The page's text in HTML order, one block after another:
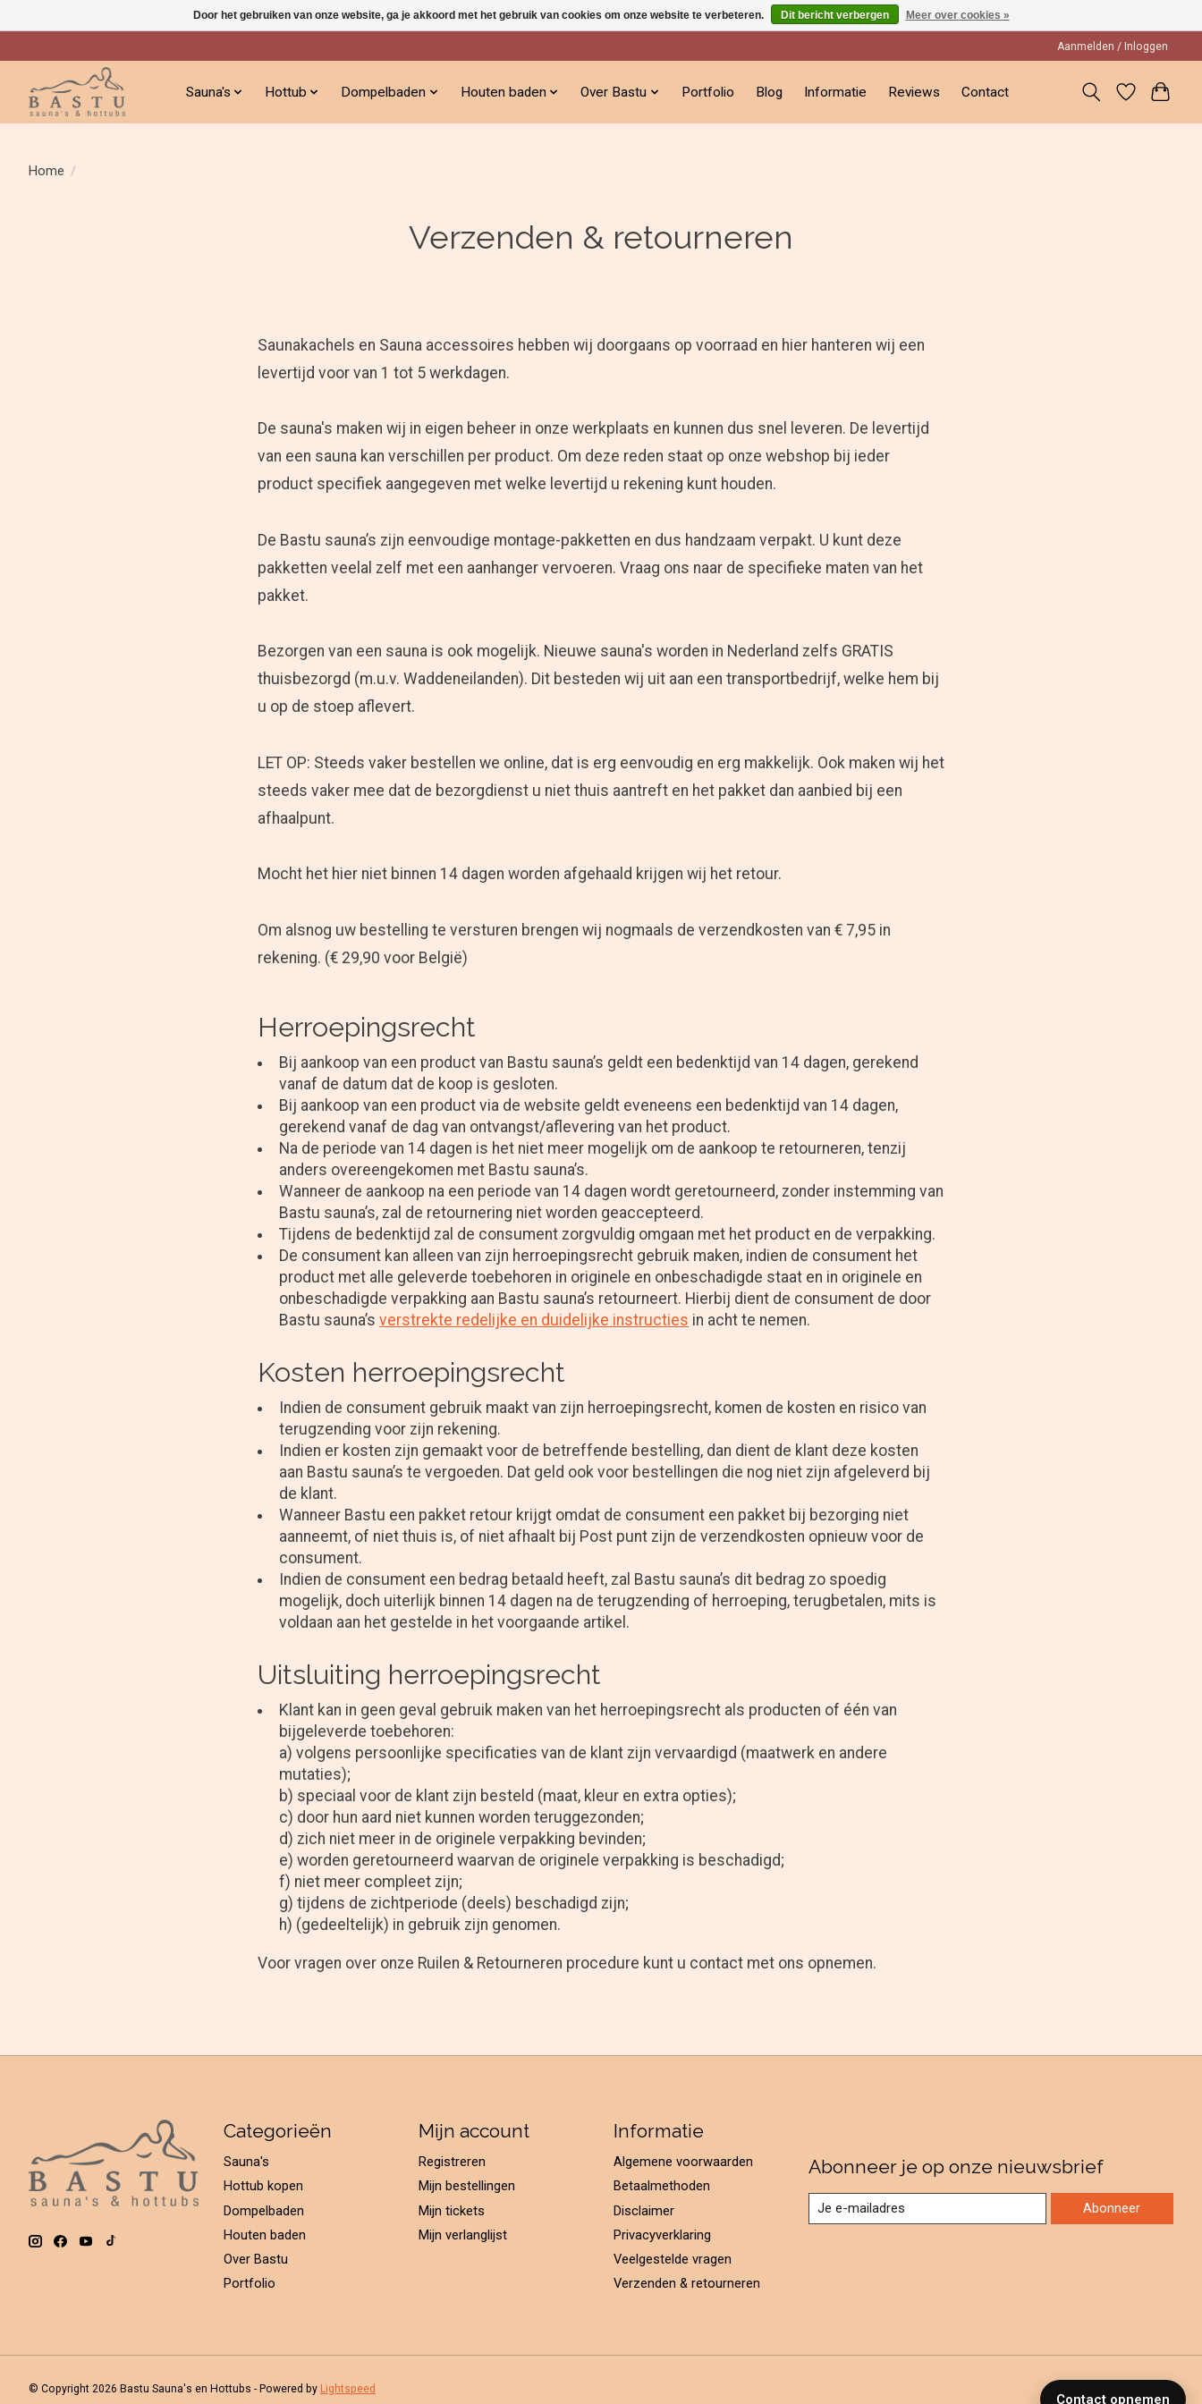
Aanmelden / Inloggen
Sauna's Hottub Dompelbaden Houten baden Over Bastu Portfolio Blog Informatie Reviews Contact
Home /
Verzenden & retourneren
Saunakachels en Sauna accessoires hebben wij doorgaans op voorraad en hier hanteren wij een
levertijd voor van 1 tot 5 werkdagen.
De sauna's maken wij in eigen beheer in onze werkplaats en kunnen dus snel leveren. De levertijd
van een sauna kan verschillen per product. Om deze reden staat op onze webshop bij ieder
product specifiek aangegeven met welke levertijd u rekening kunt houden.
De Bastu sauna’s zijn eenvoudige montage-pakketten en dus handzaam verpakt. U kunt deze
pakketten veelal zelf met een aanhanger vervoeren. Vraag ons naar de specifieke maten van het
pakket.
Bezorgen van een sauna is ook mogelijk. Nieuwe sauna's worden in Nederland zelfs GRATIS
thuisbezorgd (m.u.v. Waddeneilanden). Dit besteden wij uit aan een transportbedrijf, welke hem bij
u op de stoep aflevert.
LET OP: Steeds vaker bestellen we online, dat is erg eenvoudig en erg makkelijk. Ook maken wij het
steeds vaker mee dat de bezorgdienst u niet thuis aantreft en het pakket dan aanbied bij een
afhaalpunt.
Mocht het hier niet binnen 14 dagen worden afgehaald krijgen wij het retour.
Om alsnog uw bestelling te versturen brengen wij nogmaals de verzendkosten van € 7,95 in
rekening. (€ 29,90 voor België)
Herroepingsrecht
Bij aankoop van een product van Bastu sauna’s geldt een bedenktijd van 14 dagen, gerekend
vanaf de datum dat de koop is gesloten.
Bij aankoop van een product via de website geldt eveneens een bedenktijd van 14 dagen,
gerekend vanaf de dag van ontvangst/aflevering van het product.
Na de periode van 14 dagen is het niet meer mogelijk om de aankoop te retourneren, tenzij
anders overeengekomen met Bastu sauna’s.
Wanneer de aankoop na een periode van 14 dagen wordt geretourneerd, zonder instemming van
Bastu sauna’s, zal de retournering niet worden geaccepteerd.
Tijdens de bedenktijd zal de consument zorgvuldig omgaan met het product en de verpakking.
De consument kan alleen van zijn herroepingsrecht gebruik maken, indien de consument het
product met alle geleverde toebehoren in originele en onbeschadigde staat en in originele en
onbeschadigde verpakking aan Bastu sauna’s retourneert. Hierbij dient de consument de door
Bastu sauna’s verstrekte redelijke en duidelijke instructies in acht te nemen.
Kosten herroepingsrecht
Indien de consument gebruik maakt van zijn herroepingsrecht, komen de kosten en risico van
terugzending voor zijn rekening.
Indien er kosten zijn gemaakt voor de betreffende bestelling, dan dient de klant deze kosten
aan Bastu sauna’s te vergoeden. Dat geld ook voor bestellingen die nog niet zijn afgeleverd bij
de klant.
Wanneer Bastu een pakket retour krijgt omdat de consument een pakket bij bezorging niet
aanneemt, of niet thuis is, of niet afhaalt bij Post punt zijn de verzendkosten opnieuw voor de
consument.
Indien de consument een bedrag betaald heeft, zal Bastu sauna’s dit bedrag zo spoedig
mogelijk, doch uiterlijk binnen 14 dagen na de terugzending of herroeping, terugbetalen, mits is
voldaan aan het gestelde in het voorgaande artikel.
Uitsluiting herroepingsrecht
Klant kan in geen geval gebruik maken van het herroepingsrecht als producten of één van
bijgeleverde toebehoren:
a) volgens persoonlijke specificaties van de klant zijn vervaardigd (maatwerk en andere
mutaties);
b) speciaal voor de klant zijn besteld (maat, kleur en extra opties);
c) door hun aard niet kunnen worden teruggezonden;
d) zich niet meer in de originele verpakking bevinden;
e) worden geretourneerd waarvan de originele verpakking is beschadigd;
f) niet meer compleet zijn;
g) tijdens de zichtperiode (deels) beschadigd zijn;
h) (gedeeltelijk) in gebruik zijn genomen.
Voor vragen over onze Ruilen & Retourneren procedure kunt u contact met ons opnemen.
Categorieën
Sauna's
Hottub kopen
Dompelbaden
Houten baden
Over Bastu
Portfolio
Mijn account
Registreren
Mijn bestellingen
Mijn tickets
Mijn verlanglijst
Informatie
Algemene voorwaarden
Betaalmethoden
Disclaimer
Privacyverklaring
Veelgestelde vragen
Verzenden & retourneren
Abonneer je op onze nieuwsbrief
Abonneer
© Copyright 2026 Bastu Sauna's en Hottubs - Powered by Lightspeed
Contact opnemen
Door het gebruiken van onze website, ga je akkoord met het gebruik van cookies om onze website te verbeteren. Dit bericht verbergen Meer over cookies »